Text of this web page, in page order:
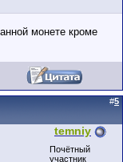
монете кроме
#5
temniy
Почётный
участник